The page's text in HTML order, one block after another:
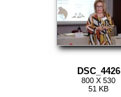
DSC_4426
800 X 530
51 KB